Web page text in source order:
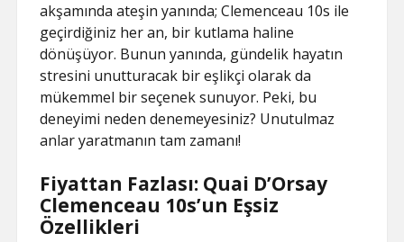
akşamında ateşin yanında; Clemenceau 10s ile
geçirdiğiniz her an, bir kutlama haline
dönüşüyor. Bunun yanında, gündelik hayatın
stresini unutturacak bir eşlikçi olarak da
mükemmel bir seçenek sunuyor. Peki, bu
deneyimi neden denemeyesiniz? Unutulmaz
anlar yaratmanın tam zamanı!
Fiyattan Fazlası: Quai D’Orsay
Clemenceau 10s’un Eşsiz
Özellikleri